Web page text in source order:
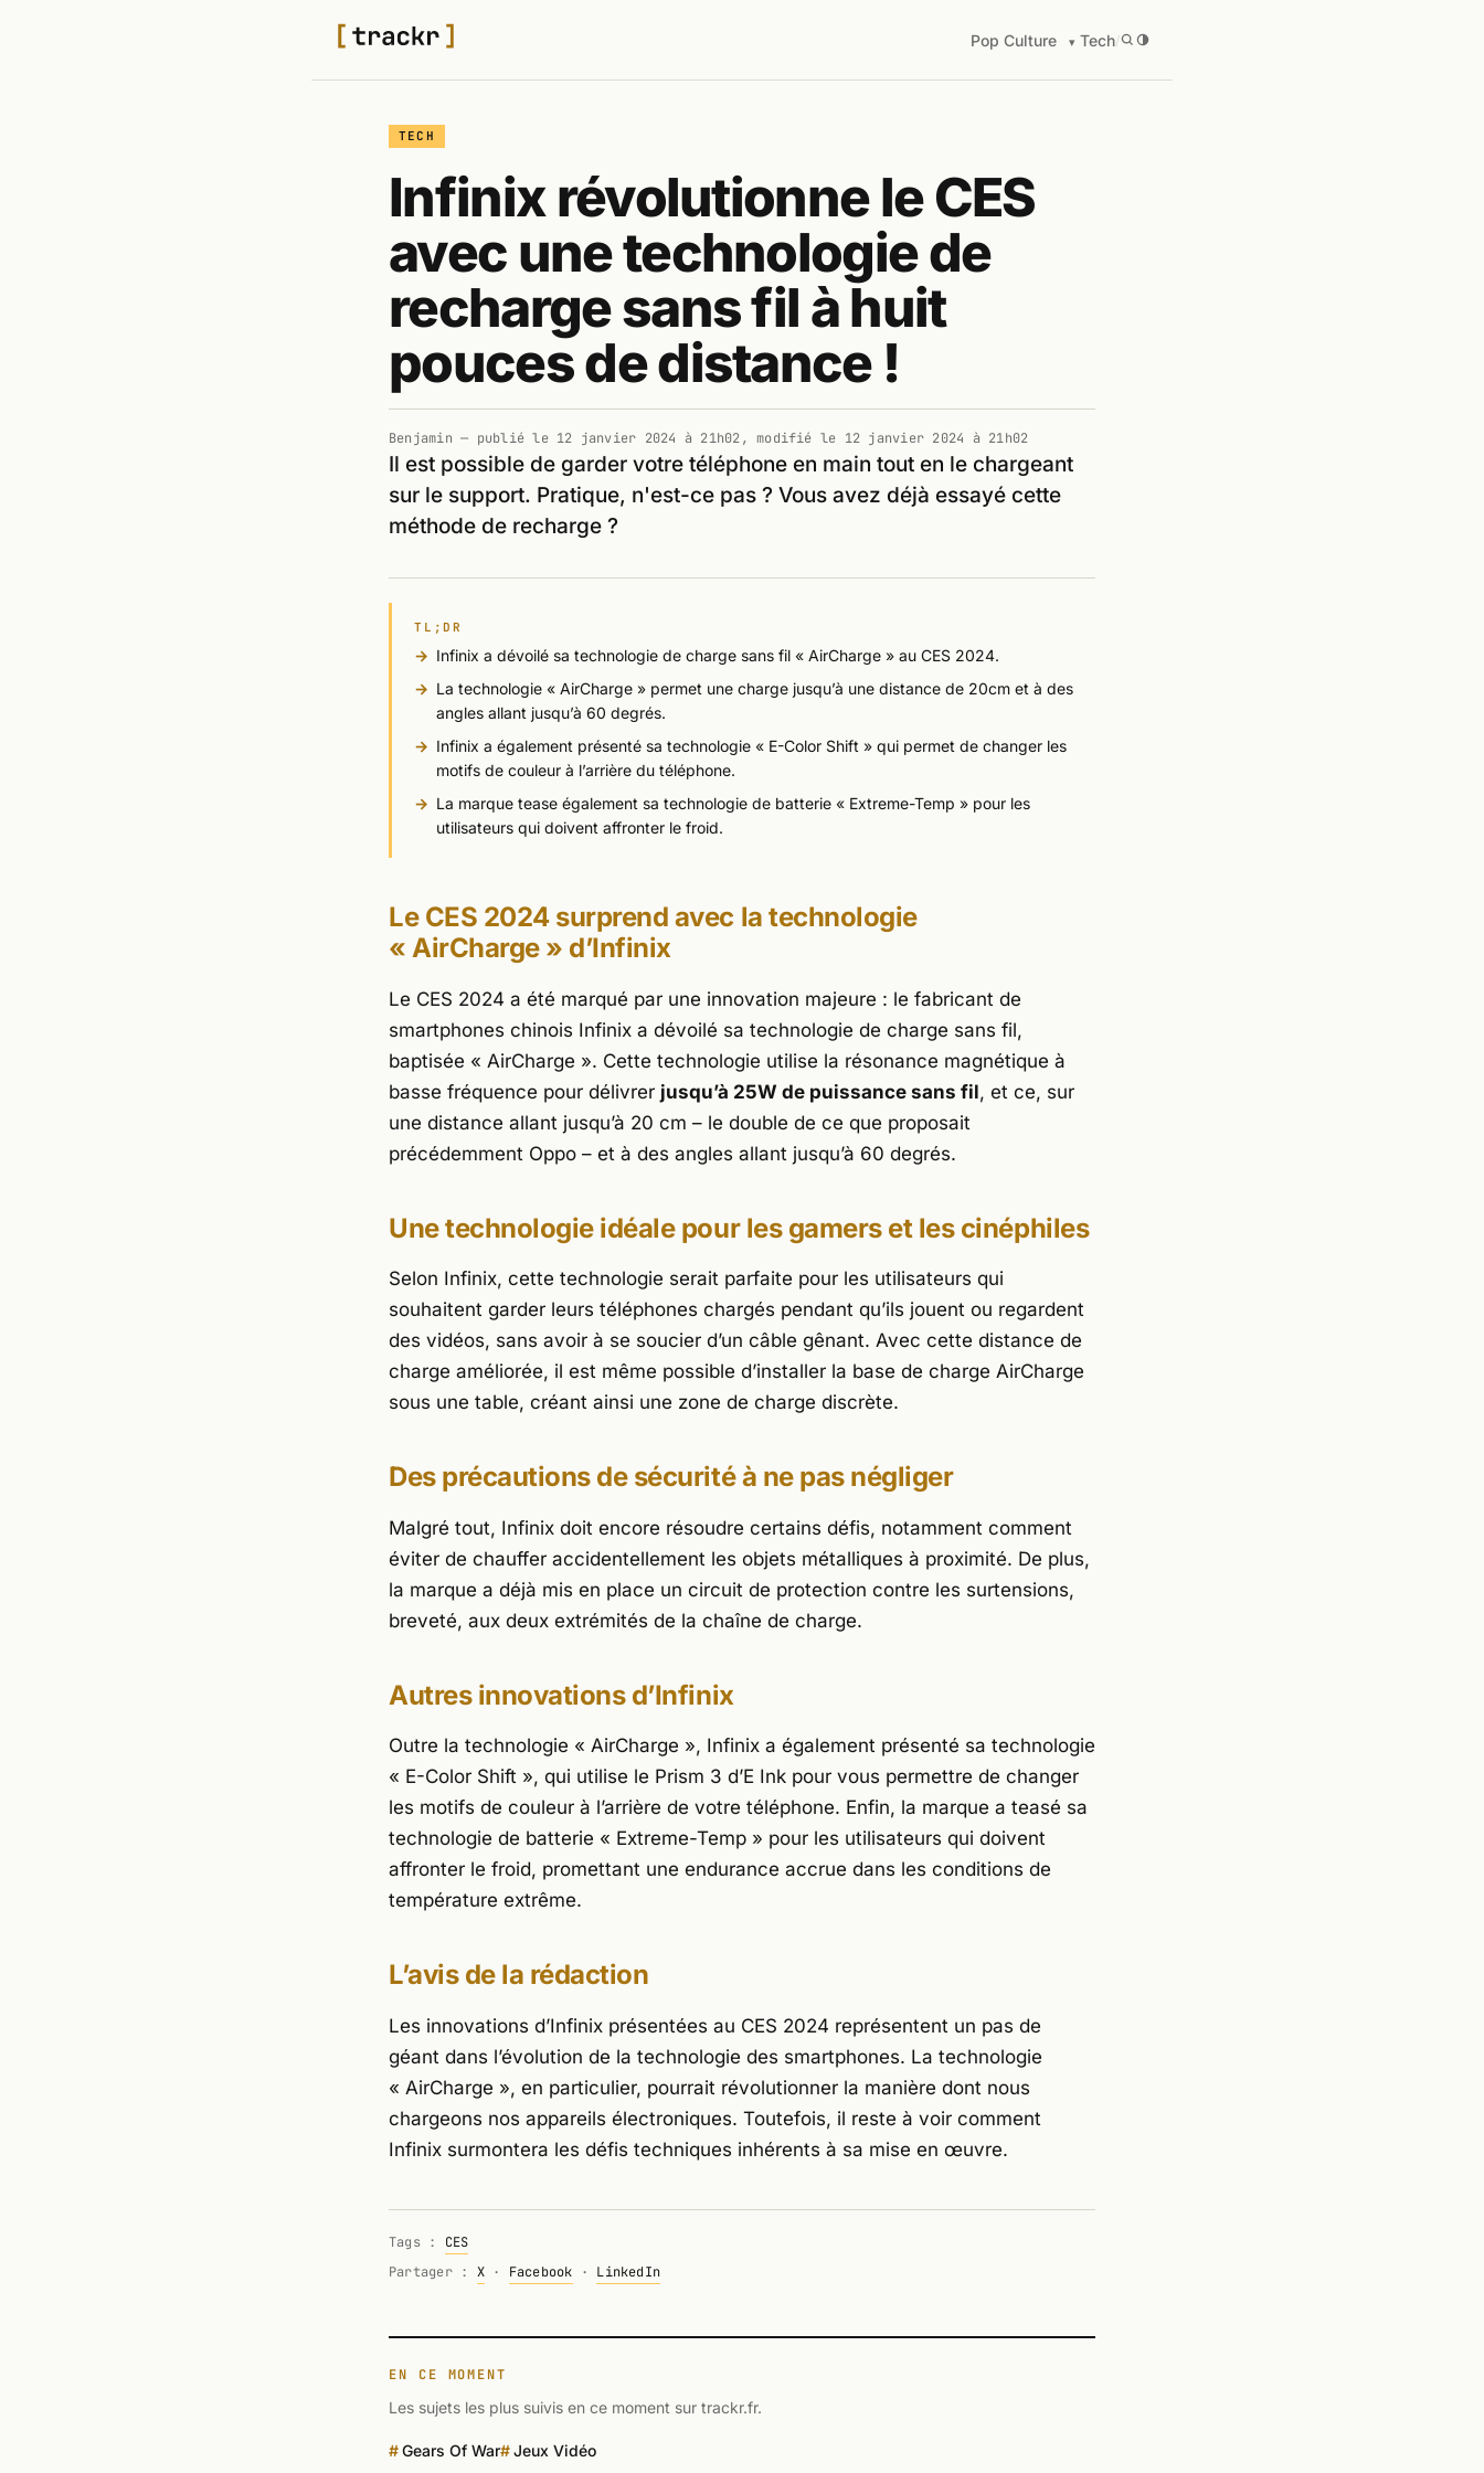
Pop Culture Tech/
TECH
Infinix révolutionne le CES
avec une technologie de
recharge sans fil à huit
pouces de distance !
Benjamin — publié le 12 janvier 2024 à 21h02, modifié le 12 janvier 2024 à 21h02
Il est possible de garder votre téléphone en main tout en le chargeant
sur le support. Pratique, n'est-ce pas ? Vous avez déjà essayé cette
méthode de recharge ?
TL;DR
Infinix a dévoilé sa technologie de charge sans fil « AirCharge » au CES 2024.
La technologie « AirCharge » permet une charge jusqu’à une distance de 20cm et à des
angles allant jusqu’à 60 degrés.
Infinix a également présenté sa technologie « E-Color Shift » qui permet de changer les
motifs de couleur à l’arrière du téléphone.
La marque tease également sa technologie de batterie « Extreme-Temp » pour les
utilisateurs qui doivent affronter le froid.
Le CES 2024 surprend avec la technologie
« AirCharge » d’Infinix
Le CES 2024 a été marqué par une innovation majeure : le fabricant de
smartphones chinois Infinix a dévoilé sa technologie de charge sans fil,
baptisée « AirCharge ». Cette technologie utilise la résonance magnétique à
basse fréquence pour délivrer jusqu’à 25W de puissance sans fil, et ce, sur
une distance allant jusqu’à 20 cm – le double de ce que proposait
précédemment Oppo – et à des angles allant jusqu’à 60 degrés.
Une technologie idéale pour les gamers et les cinéphiles
Selon Infinix, cette technologie serait parfaite pour les utilisateurs qui
souhaitent garder leurs téléphones chargés pendant qu’ils jouent ou regardent
des vidéos, sans avoir à se soucier d’un câble gênant. Avec cette distance de
charge améliorée, il est même possible d’installer la base de charge AirCharge
sous une table, créant ainsi une zone de charge discrète.
Des précautions de sécurité à ne pas négliger
Malgré tout, Infinix doit encore résoudre certains défis, notamment comment
éviter de chauffer accidentellement les objets métalliques à proximité. De plus,
la marque a déjà mis en place un circuit de protection contre les surtensions,
breveté, aux deux extrémités de la chaîne de charge.
Autres innovations d’Infinix
Outre la technologie « AirCharge », Infinix a également présenté sa technologie
« E-Color Shift », qui utilise le Prism 3 d’E Ink pour vous permettre de changer
les motifs de couleur à l’arrière de votre téléphone. Enfin, la marque a teasé sa
technologie de batterie « Extreme-Temp » pour les utilisateurs qui doivent
affronter le froid, promettant une endurance accrue dans les conditions de
température extrême.
L’avis de la rédaction
Les innovations d’Infinix présentées au CES 2024 représentent un pas de
géant dans l’évolution de la technologie des smartphones. La technologie
« AirCharge », en particulier, pourrait révolutionner la manière dont nous
chargeons nos appareils électroniques. Toutefois, il reste à voir comment
Infinix surmontera les défis techniques inhérents à sa mise en œuvre.
Tags : CES
Partager : X· Facebook · LinkedIn
EN CE MOMENT
Les sujets les plus suivis en ce moment sur trackr.fr.
Gears Of War Jeux Vidéo